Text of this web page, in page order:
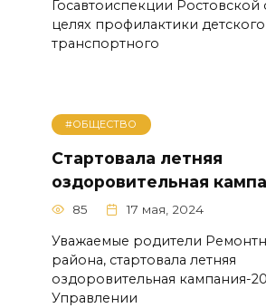
Госавтоиспекции Ростовской
целях профилактики
транспортного
#ОБЩЕСТВО
Стартовала летняя
оздоровительная
85 17 мая, 2024
Уважаемые родители
района, стартовала летняя
оздоровительная кампания-
Управлении